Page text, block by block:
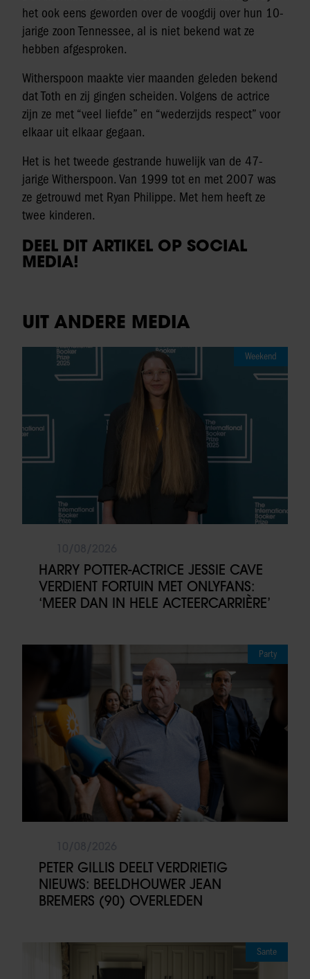
het ook eens geworden over de voogdij over hun 10-
jarige zoon Tennessee, al is niet bekend wat ze
hebben afgesproken.
Witherspoon maakte vier maanden geleden bekend
dat Toth en zij gingen scheiden. Volgens de actrice
zijn ze met “veel liefde” en “wederzijds respect” voor
elkaar uit elkaar gegaan.
Het is het tweede gestrande huwelijk van de 47-
jarige Witherspoon. Van 1999 tot en met 2007 was
ze getrouwd met Ryan Philippe. Met hem heeft ze
twee kinderen.
DEEL DIT ARTIKEL OP SOCIAL
MEDIA!
UIT ANDERE MEDIA
Weekend
HARRY POTTER-ACTRICE JESSIE CAVE
VERDIENT FORTUIN MET ONLYFANS:
‘MEER DAN IN HELE ACTEERCARRIÈRE’
Party
PETER GILLIS DEELT VERDRIETIG
NIEUWS: BEELDHOUWER JEAN
BREMERS (90) OVERLEDEN
Sante